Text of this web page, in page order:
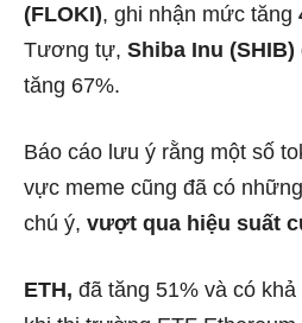
(FLOKI), ghi nhận mức tăng
Tương tự, Shiba Inu (SHIB)
tăng 67%.
Báo cáo lưu ý rằng một số
vực meme cũng đã có
chú ý, vượt qua hiệu suất
ETH, đã tăng 51% và có